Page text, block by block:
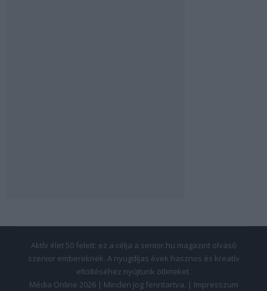
Aktív élet 50 felett: ez a célja a senior.hu magazint olvasó
szenior embereknek. A nyugdíjas évek hasznos és kreatív
eltöltéséhez nyújtunk ötleteket.
Média Online 2026 | Minden jog fenntartva. | Impresszum